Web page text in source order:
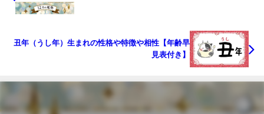
丑年（うし年）生まれの性格や特徴や相性【年齢早
見表付き】